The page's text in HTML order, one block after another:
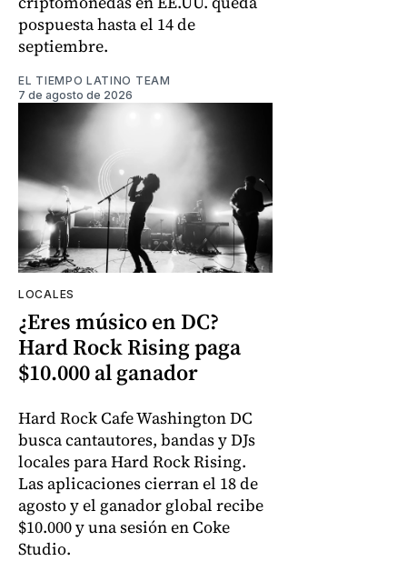
pospuesta hasta el 14 de
septiembre.
EL TIEMPO LATINO TEAM
7 de agosto de 2026
LOCALES
¿Eres músico en DC?
Hard Rock Rising paga
$10.000 al ganador
Hard Rock Cafe Washington DC
busca cantautores, bandas y DJs
locales para Hard Rock Rising.
Las aplicaciones cierran el 18 de
agosto y el ganador global recibe
$10.000 y una sesión en Coke
Studio.